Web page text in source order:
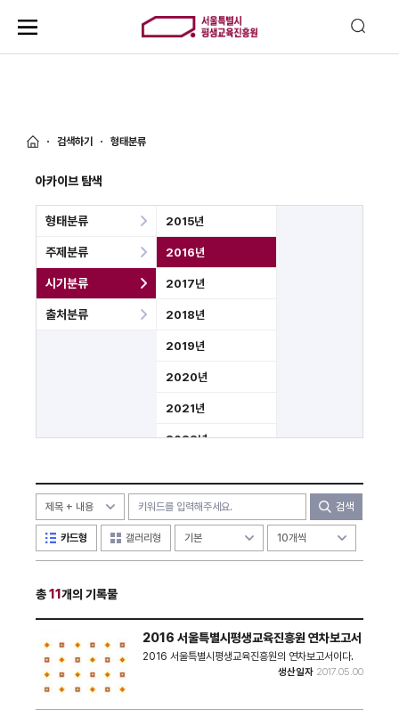
검색하기 형태분류
아카이브 탐색
형태분류
주제분류
시기분류
2015년
2016년
2017년
2018년
2019년
2020년
2021년
2022년
2024년
2025년
2026년
출처분류
검색
카드형 갤러리형
총11 개의 기록물
2016 서울특별시평생교육진흥원 연차보고서
2016 서울특별시평생교육진흥원의 연차보고서이다.
생산일자 2017.05.00